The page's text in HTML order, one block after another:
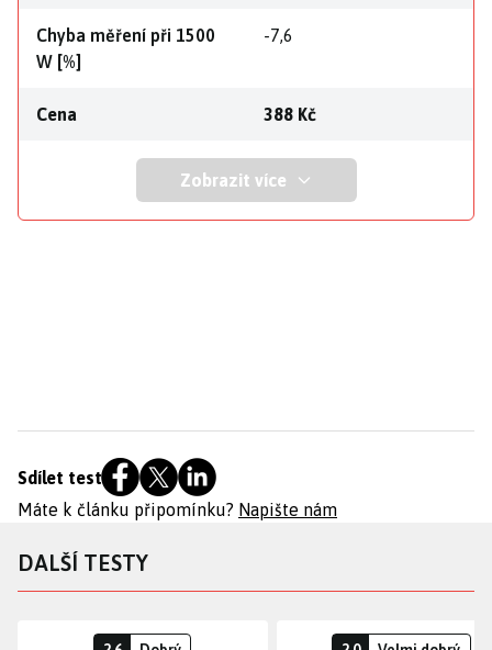
Chyba měření při 1500
W [%]
-7,6
Cena 388 Kč
Zobrazit více
Sdílet test
Máte k článku připomínku? Napište nám
DALŠÍ TESTY